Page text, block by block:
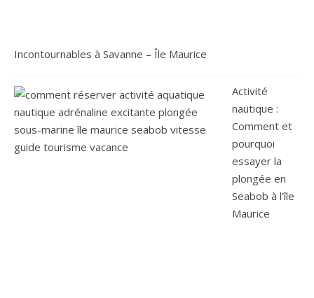
Incontournables à Savanne – Île Maurice
Activité
nautique :
Comment et
pourquoi
essayer la
plongée en
Seabob à l’île
Maurice